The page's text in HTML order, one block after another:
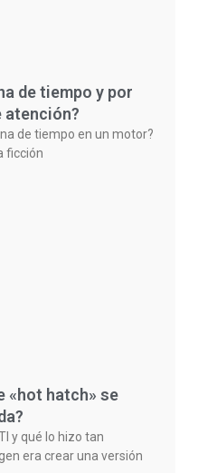
de tiempo y por
atención?
de tiempo en un motor?
ficción
«hot hatch» se
y qué lo hizo tan
era crear una versión